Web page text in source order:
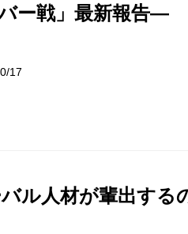
ー戦」最新報告―
17
ル人材が輩出する